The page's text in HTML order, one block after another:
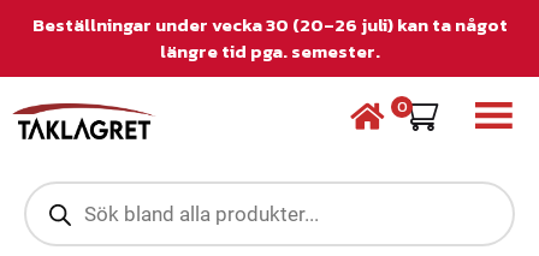
Beställningar under vecka 30 (20–26 juli) kan ta något
längre tid pga. semester.
0
P
r
o